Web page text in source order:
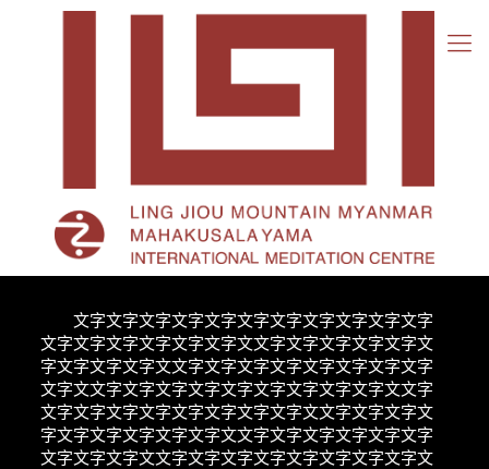
文字文字文字文字文字文字文字文字文字文字文字
文字文字文字文字文字文字文文字文字文字文字文字文
字文字文字文字文文字文字文字文字文字文字文字文字
文字文文字文字文字文字文字文字文字文字文字文文字
文字文字文字文字文字文字文字文字文文字文字文字文
字文字文字文字文字文字文文字文字文字文字文字文字
文字文字文字文文字文字文字文字文字文字文字文字文